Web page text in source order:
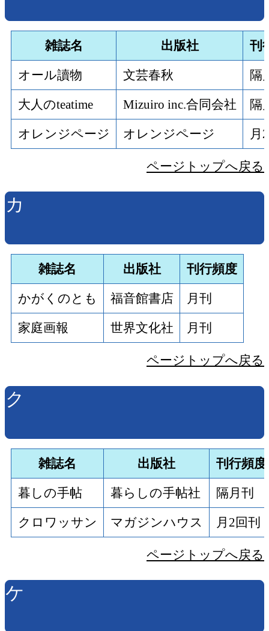
雑誌名 出版社 刊
オール讀物 文芸春秋 隔
大人のteatime Mizuiro inc.合同会社 隔
オレンジページ オレンジページ 月
ページトップへ戻る
カ
雑誌名 出版社 刊行頻度
かがくのとも 福音館書店 月刊
家庭画報 世界文化社 月刊
ページトップへ戻る
ク
雑誌名 出版社 刊行頻度
暮しの手帖 暮らしの手帖社 隔月刊
クロワッサン マガジンハウス 月2回刊
ページトップへ戻る
ケ